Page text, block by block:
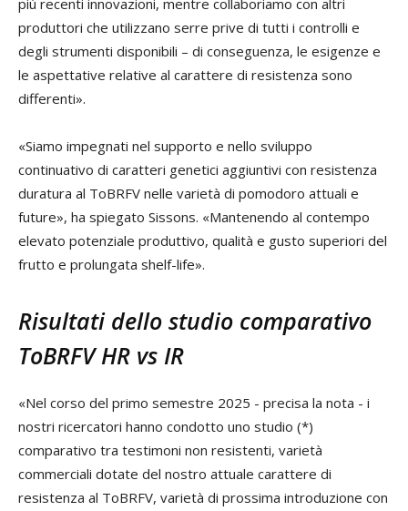
più recenti innovazioni, mentre collaboriamo con altri
produttori che utilizzano serre prive di tutti i controlli e
degli strumenti disponibili – di conseguenza, le esigenze e
le aspettative relative al carattere di resistenza sono
differenti».
«Siamo impegnati nel supporto e nello sviluppo
continuativo di caratteri genetici aggiuntivi con resistenza
duratura al ToBRFV nelle varietà di pomodoro attuali e
future», ha spiegato Sissons. «Mantenendo al contempo
elevato potenziale produttivo, qualità e gusto superiori del
frutto e prolungata shelf-life».
Risultati dello studio comparativo
ToBRFV HR vs IR
«Nel corso del primo semestre 2025 - precisa la nota - i
nostri ricercatori hanno condotto uno studio (*)
comparativo tra testimoni non resistenti, varietà
commerciali dotate del nostro attuale carattere di
resistenza al ToBRFV, varietà di prossima introduzione con